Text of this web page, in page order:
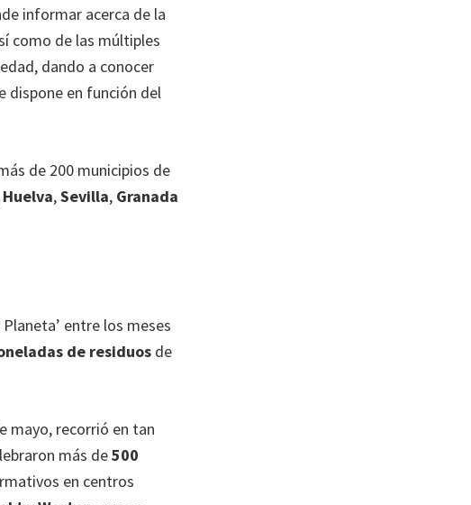
informar acerca de la
como de las múltiples
dando a conocer
dispone en función del
de 200 municipios de
Huelva,Sevilla, Granada
entre los meses
de residuos de
mayo, recorrió en tan
más de500
en centros